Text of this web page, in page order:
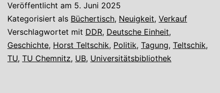
Teltschik
Veröffentlicht am 5. Juni 2025
Kategorisiert als Büchertisch, Neuigkeit, Verkauf
Verschlagwortet mit DDR, Deutsche Einheit,
Geschichte, Horst Teltschik, Politik, Tagung, Teltschik,
TU, TU Chemnitz, UB, Universitätsbibliothek